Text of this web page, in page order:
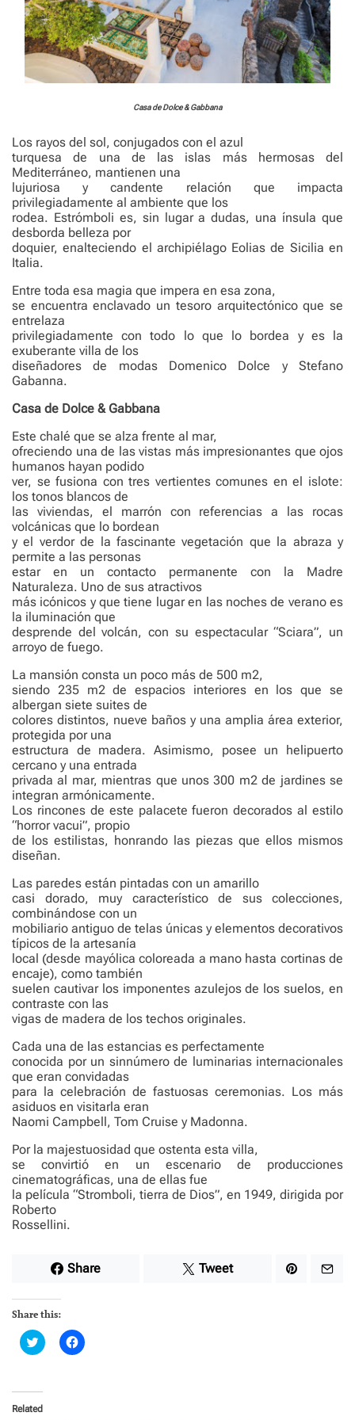
Casa de Dolce & Gabbana
Los rayos del sol, conjugados con el azul
turquesa de una de las islas más hermosas del
Mediterráneo, mantienen una
lujuriosa y candente relación que impacta
privilegiadamente al ambiente que los
rodea. Estrómboli es, sin lugar a dudas, una ínsula que
desborda belleza por
doquier, enalteciendo el archipiélago Eolias de Sicilia en
Italia.
Entre toda esa magia que impera en esa zona,
se encuentra enclavado un tesoro arquitectónico que se
entrelaza
privilegiadamente con todo lo que lo bordea y es la
exuberante villa de los
diseñadores de modas Domenico Dolce y Stefano
Gabanna.
Casa de Dolce & Gabbana
Este chalé que se alza frente al mar,
ofreciendo una de las vistas más impresionantes que ojos
humanos hayan podido
ver, se fusiona con tres vertientes comunes en el islote:
los tonos blancos de
las viviendas, el marrón con referencias a las rocas
volcánicas que lo bordean
y el verdor de la fascinante vegetación que la abraza y
permite a las personas
estar en un contacto permanente con la Madre
Naturaleza. Uno de sus atractivos
más icónicos y que tiene lugar en las noches de verano es
la iluminación que
desprende del volcán, con su espectacular “Sciara”, un
arroyo de fuego.
La mansión consta un poco más de 500 m2,
siendo 235 m2 de espacios interiores en los que se
albergan siete suites de
colores distintos, nueve baños y una amplia área exterior,
protegida por una
estructura de madera. Asimismo, posee un helipuerto
cercano y una entrada
privada al mar, mientras que unos 300 m2 de jardines se
integran armónicamente.
Los rincones de este palacete fueron decorados al estilo
“horror vacui”, propio
de los estilistas, honrando las piezas que ellos mismos
diseñan.
Las paredes están pintadas con un amarillo
casi dorado, muy característico de sus colecciones,
combinándose con un
mobiliario antiguo de telas únicas y elementos decorativos
típicos de la artesanía
local (desde mayólica coloreada a mano hasta cortinas de
encaje), como también
suelen cautivar los imponentes azulejos de los suelos, en
contraste con las
vigas de madera de los techos originales.
Cada una de las estancias es perfectamente
conocida por un sinnúmero de luminarias internacionales
que eran convidadas
para la celebración de fastuosas ceremonias. Los más
asiduos en visitarla eran
Naomi Campbell, Tom Cruise y Madonna.
Por la majestuosidad que ostenta esta villa,
se convirtió en un escenario de producciones
cinematográficas, una de ellas fue
la película “Stromboli, tierra de Dios”, en 1949, dirigida por
Roberto
Rossellini.
Share Tweet
Share this:
C
l
t
o
s
C
l
Related